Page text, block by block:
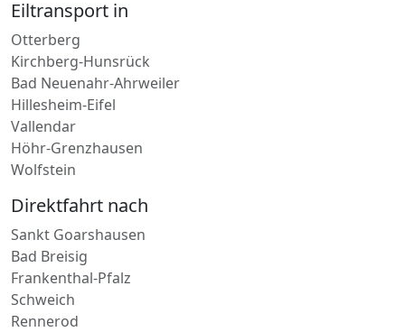
Kirchberg-Hunsrück
Bad Neuenahr-Ahrweiler
Hillesheim-Eifel
Vallendar
Höhr-Grenzhausen
Wolfstein
Direktfahrt nach
Bad Breisig
Frankenthal-Pfalz
Schweich
Rennerod
Rodalben
Landstuhl